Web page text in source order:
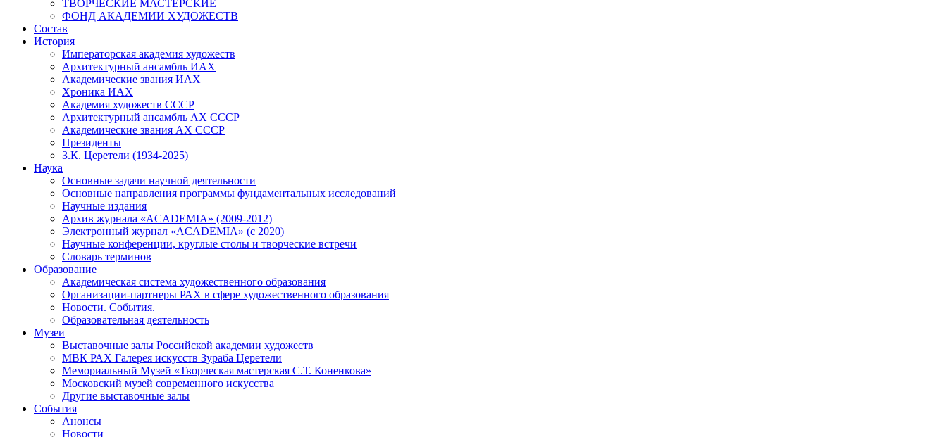
ТВОРЧЕСКИЕ МАСТЕРСКИЕ
ФОНД АКАДЕМИИ ХУДОЖЕСТВ
Состав
История
Императорская академия художеств
Архитектурный ансамбль ИАХ
Академические звания ИАХ
Хроника ИАХ
Академия художеств СССР
Архитектурный ансамбль АХ СССР
Академические звания АХ СССР
Президенты
З.К. Церетели (1934-2025)
Наука
Основные задачи научной деятельности
Основные направления программы фундаментальных исследований
Научные издания
Архив журнала «ACADEMIA» (2009-2012)
Электронный журнал «ACADEMIA» (с 2020)
Научные конференции, круглые столы и творческие встречи
Словарь терминов
Образование
Академическая система художественного образования
Организации-партнеры РАХ в сфере художественного образования
Новости. События.
Образовательная деятельность
Музеи
Выставочные залы Российской академии художеств
МВК РАХ Галерея искусств Зураба Церетели
Мемориальный Музей «Творческая мастерская С.Т. Коненкова»
Московский музей современного искусства
Другие выставочные залы
События
Анонсы
Новости